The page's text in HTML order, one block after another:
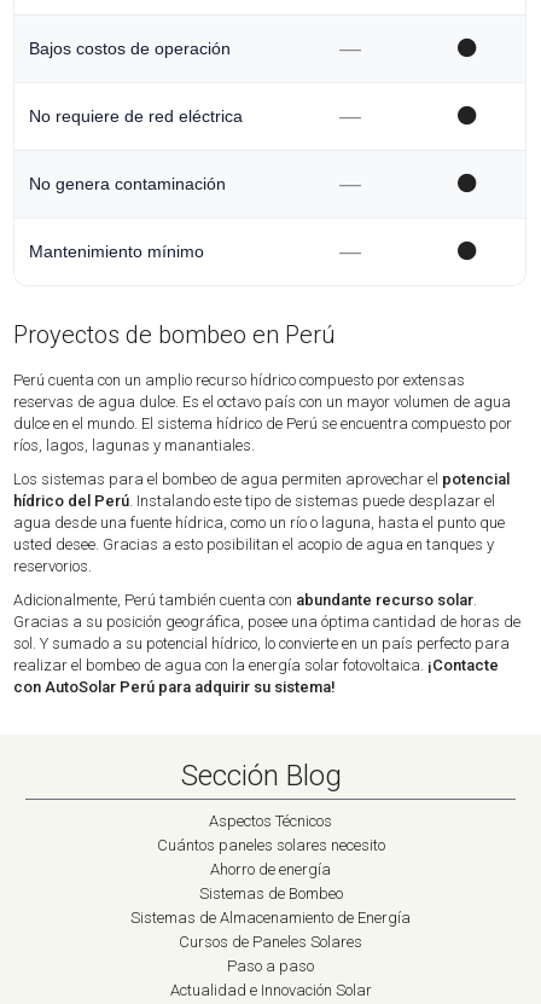
Bajos costos de operación — ⚫
No requiere de red eléctrica — ⚫
No genera contaminación — ⚫
Mantenimiento mínimo — ⚫
Proyectos de bombeo en Perú
Perú cuenta con un amplio recurso hídrico compuesto por extensas
reservas de agua dulce. Es el octavo país con un mayor volumen de agua
dulce en el mundo. El sistema hídrico de Perú se encuentra compuesto por
ríos, lagos, lagunas y manantiales.
Los sistemas para el bombeo de agua permiten aprovechar el potencial
hídrico del Perú. Instalando este tipo de sistemas puede desplazar el
agua desde una fuente hídrica, como un río o laguna, hasta el punto que
usted desee. Gracias a esto posibilitan el acopio de agua en tanques y
reservorios.
Adicionalmente, Perú también cuenta con abundante recurso solar.
Gracias a su posición geográfica, posee una óptima cantidad de horas de
sol. Y sumado a su potencial hídrico, lo convierte en un país perfecto para
realizar el bombeo de agua con la energía solar fotovoltaica. ¡Contacte
con AutoSolar Perú para adquirir su sistema!
Sección Blog
Aspectos Técnicos
Cuántos paneles solares necesito
Ahorro de energía
Sistemas de Bombeo
Sistemas de Almacenamiento de Energía
Cursos de Paneles Solares
Paso a paso
Actualidad e Innovación Solar